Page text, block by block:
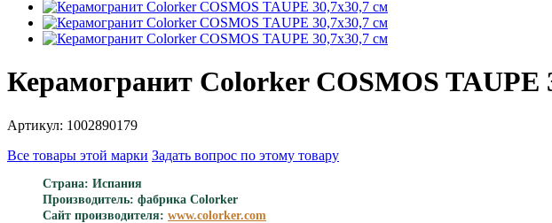
Керамогранит Colorker COSMOS TAUPE
Артикул: 1002890179
Все товары этой марки Задать вопрос по этому товару
Страна: Испания
Производитель: фабрика Colorker
Сайт производителя: www.colorker.com